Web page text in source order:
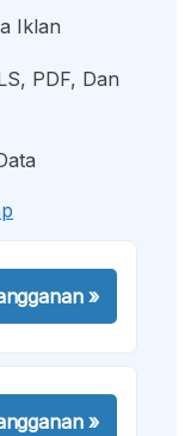
Iklan
PDF, Dan
»
»